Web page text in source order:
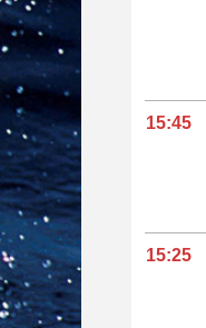
15:45
15:25